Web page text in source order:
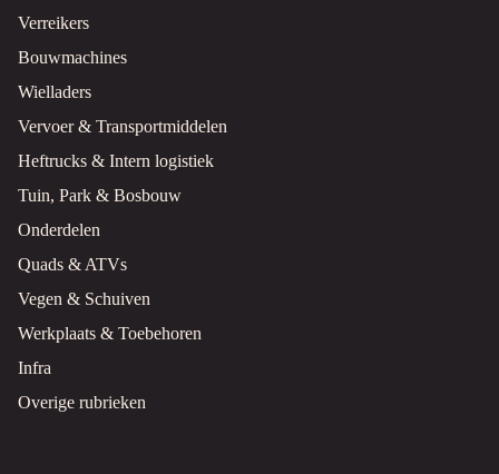
Verreikers
Bouwmachines
Wielladers
Vervoer & Transportmiddelen
Heftrucks & Intern logistiek
Tuin, Park & Bosbouw
Onderdelen
Quads & ATVs
Vegen & Schuiven
Werkplaats & Toebehoren
Infra
Overige rubrieken